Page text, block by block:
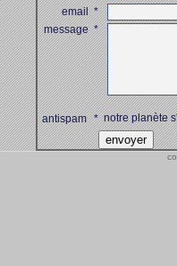
email*
message*
antispam *notre planète